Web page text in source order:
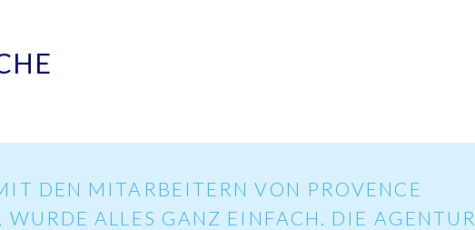
DEN MITARBEITERN VON PROVENCE
WURDE ALLES GANZ EINFACH. DIE AGENTUR